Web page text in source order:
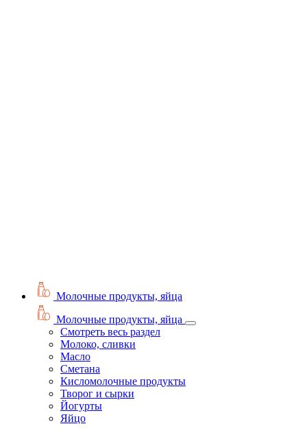
Молочные продукты, яйца
Молочные продукты, яйца
Смотреть весь раздел
Молоко, сливки
Масло
Сметана
Кисломолочные продукты
Творог и сырки
Йогурты
Яйцо